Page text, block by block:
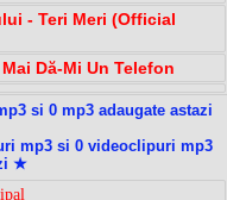
- Teri Meri (Official
Dă-Mi Un Telefon
si 0 mp3 adaugate astazi
mp3 si 0 videoclipuri mp3
★